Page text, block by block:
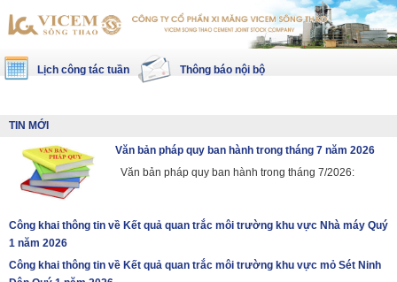
Lịch công tác tuần Thông báo nội bộ
TIN MỚI
Văn bản pháp quy ban hành trong tháng 7 năm 2026
Văn bản pháp quy ban hành trong tháng 7/2026:
Công khai thông tin về Kết quả quan trắc môi trường khu vực Nhà máy Quý
1 năm 2026
Công khai thông tin về Kết quả quan trắc môi trường khu vực mỏ Sét Ninh